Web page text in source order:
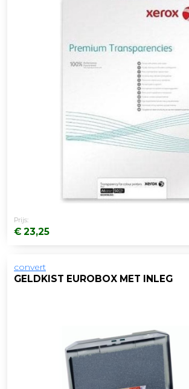
Prijs:
€ 23,25
convert
GELDKIST EUROBOX MET INLEG